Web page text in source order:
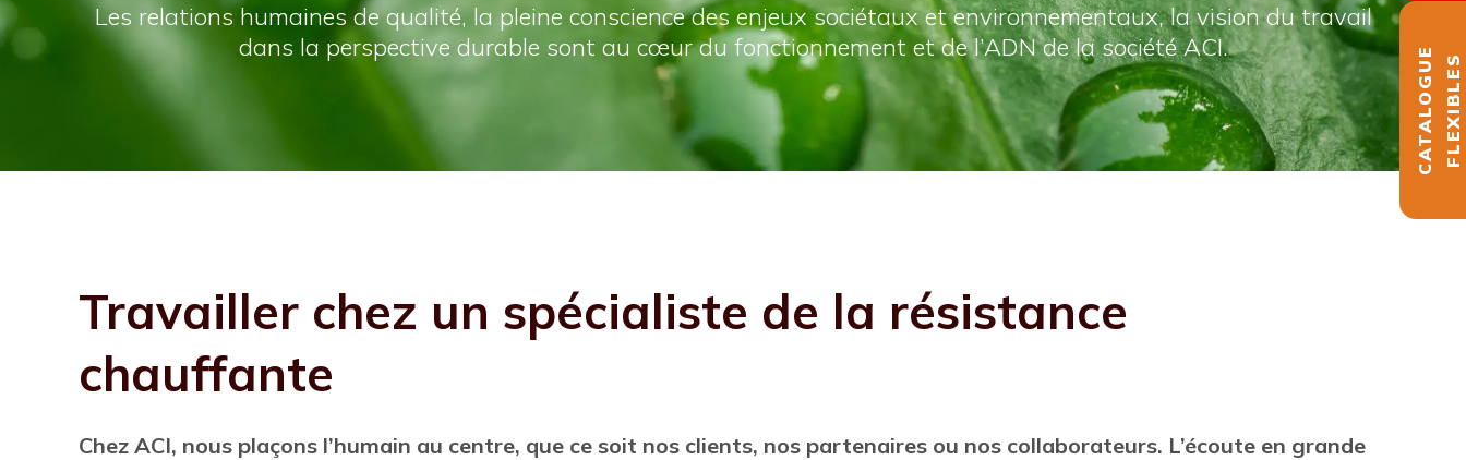
CATALOGUEFLEXIBLES
Les relations humaines de qualité, la pleine conscience des enjeux sociétaux et environnementaux, la vision du travail
dans la perspective durable sont au cœur du fonctionnement et de l’ADN de la société ACI.
Travailler chez un spécialiste de la résistance
chauffante
Chez ACI, nous plaçons l’humain au centre, que ce soit nos clients, nos partenaires ou nos collaborateurs. L’écoute en grande